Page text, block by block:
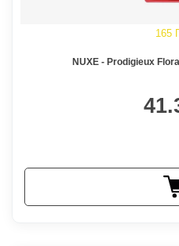
165
NUXE - Prodigieux